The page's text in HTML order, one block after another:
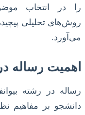
را در انتخاب
روش‌های تحلیلی
می‌آورد.
اهمیت رساله
رساله در رشته
دانشجو بر مفاهیم